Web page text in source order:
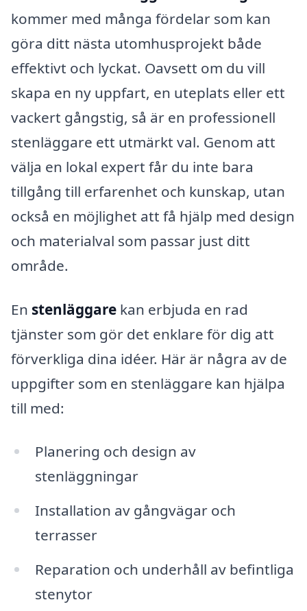
kommer med många fördelar som kan
göra ditt nästa utomhusprojekt både
effektivt och lyckat. Oavsett om du vill
skapa en ny uppfart, en uteplats eller ett
vackert gångstig, så är en professionell
stenläggare ett utmärkt val. Genom att
välja en lokal expert får du inte bara
tillgång till erfarenhet och kunskap, utan
också en möjlighet att få hjälp med design
och materialval som passar just ditt
område.
En stenläggare kan erbjuda en rad
tjänster som gör det enklare för dig att
förverkliga dina idéer. Här är några av de
uppgifter som en stenläggare kan hjälpa
till med:
Planering och design av
stenläggningar
Installation av gångvägar och
terrasser
Reparation och underhåll av befintliga
stenytor